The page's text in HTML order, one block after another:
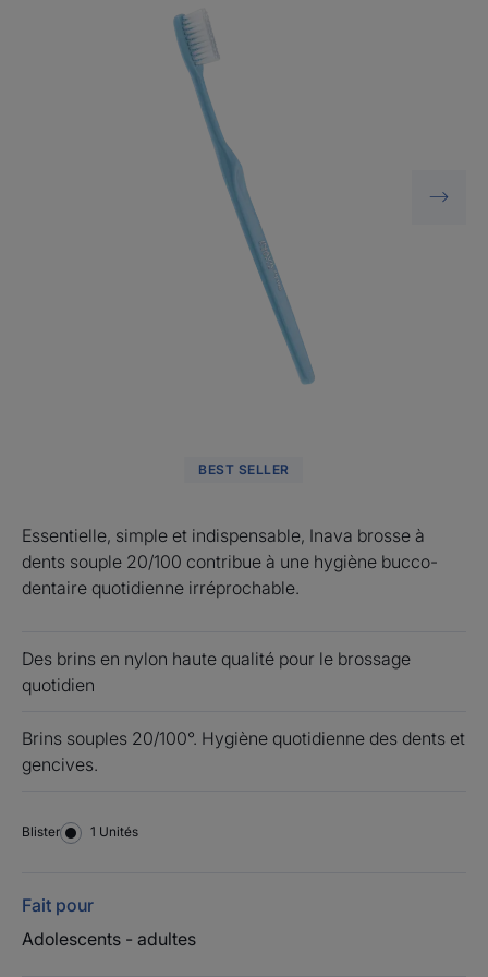
BEST SELLER
Essentielle, simple et indispensable, Inava brosse à
dents souple 20/100 contribue à une hygiène bucco-
dentaire quotidienne irréprochable.
Des brins en nylon haute qualité pour le brossage
quotidien
Brins souples 20/100°. Hygiène quotidienne des dents et
gencives.
Blister Blister
1 Unités
Fait pour
Adolescents - adultes